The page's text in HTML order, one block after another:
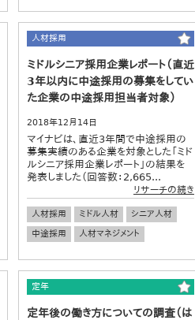
人材採用
ミドルシニア採用企業レポート（直近
3年以内に中途採用の募集をしてい
た企業の中途採用担当者対象）
2018年12月14日
マイナビは、直近3年間で中途採用の
募集実績のある企業を対象とした「ミド
ルシニア採用企業レポート」の結果を
発表しました（回答数：2,665...
リサーチの続き
人材採用 ミドル人材
シニア人材
中途採用
人材マネジメント
定年
定年後の働き方についての調査（は